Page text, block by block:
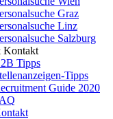
Graz
Linz
Salzburg
Kontakt
Tipps
Tipps
Guide 2020